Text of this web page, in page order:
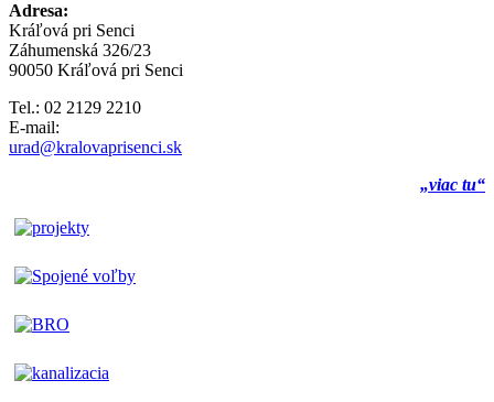
Adresa:
Kráľová pri Senci
Záhumenská 326/23
90050 Kráľová pri Senci
Tel.: 02 2129 2210
E-mail:
urad@kralovaprisenci.sk
„viac tu“